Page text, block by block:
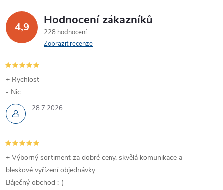
4,9 Hodnocení zákazníků
228 hodnocení
Zobrazit recenze
28.7.2026
+ Rychlost
- Nic
+ Výborný sortiment za dobré ceny, skvělá komunikace a
bleskové vyřízení objednávky.
Báječný obchod :-)